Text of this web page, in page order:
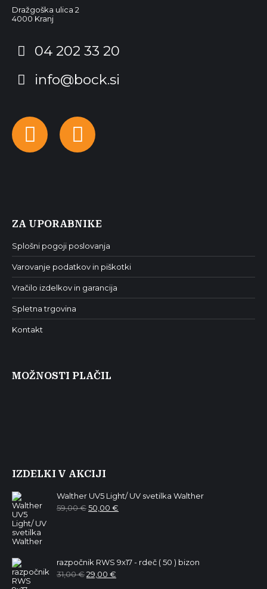
Dražgoška ulica 2
4000 Kranj
04 202 33 20
info@bock.si
FacebookInstagram
ZA UPORABNIKE
Splošni pogoji poslovanja
Varovanje podatkov in piškotki
Vračilo izdelkov in garancija
Spletna trgovina
Kontakt
MOŽNOSTI PLAČIL
IZDELKI V AKCIJI
Walther UV5 Light/ UV svetilka Walther
59,00€ Izvirna
50,00 €
razpočnik RWS 9x17 - rdeč ( 50 ) bizon
31,00€Izvirna
29,00 €